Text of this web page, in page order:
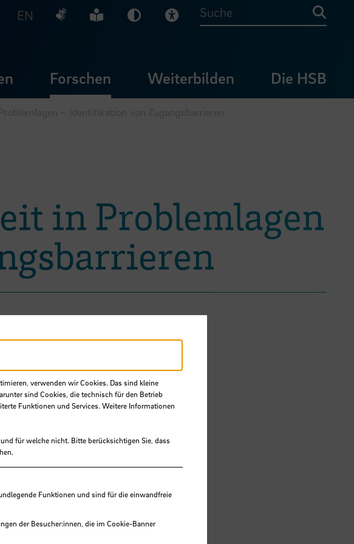
EN Deutsche Gebärdensprache
Leichte Sprache
Dunkel-Modus
Visuelle Hilfe
Suche
Forschen Weiterbilden Die HSB
in Problemlagen
Prof. Dr.
3
Projekt
verwenden wir Cookies. Das sind kleine
sind Cookies, die technisch für den Betrieb
Funktionen und Services. Weitere Informationen
für welche nicht. Bitte berücksichtigen Sie, dass
Funktionen und sind für die einwandfreie
der Besucher:innen, die im Cookie-Banner